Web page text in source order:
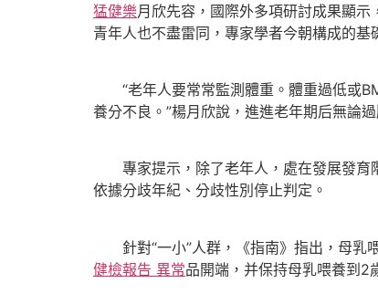
猛健樂月欣先容，國際外多項研討成果顯
青年人也不盡雷同，專家學者今朝構成的
“老年人要常常監測體重。體重過低或
養分不良。”楊月欣說，進進老年期后無論
專家提示，除了老年人，處在發展發育
依據分歧年紀、分歧性別停止判定。
針對“一小”人群，《指南》指出，母乳
健檢報告 異常品開端，并保持母乳喂養到2